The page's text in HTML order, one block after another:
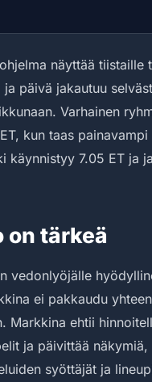
näyttää tiistaille
päivä jakautuu
Varhainen
kun taas painavampi
käynnistyy 7.05 ET ja
on tärkeä
vedonlyöjälle
ei pakkaudu yhteen
Markkina ehtii
ja päivittää näkymiä,
syöttäjät ja